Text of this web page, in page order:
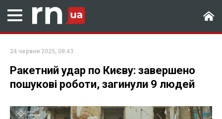
24 червня 2025, 08:43
Ракетний удар по Києву: завершено
пошукові роботи, загинули 9 людей